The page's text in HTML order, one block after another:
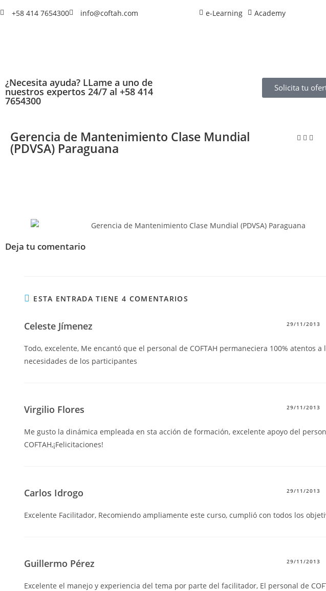
+58 414 7654300 info@coftah.com e-Learning Academy
¿Necesita ayuda? LLame a uno de
nuestros expertos 24/7 al +58 414
7654300
Solicita tu
Gerencia de Mantenimiento Clase Mundial
(PDVSA) Paraguana
Deja tu comentario
ESTA ENTRADA TIENE 4 COMENTARIOS
Celeste Jímenez 29/11/2013
Todo, excelente, Me encantó que el personal de COFTAH permaneciera 100% atentos a
necesidades de los participantes
Virgilio Flores 29/11/2013
Me gusto la dinámica empleada en sta acción de formación, excelente apoyo del
COFTAH,¡Felicitaciones!
Carlos Idrogo 29/11/2013
Excelente Facilitador, Recomiendo ampliamente este curso, cumplió con todos los
Guillermo Pérez 29/11/2013
Excelente el manejo y experiencia del tema por parte del facilitador, El personal de